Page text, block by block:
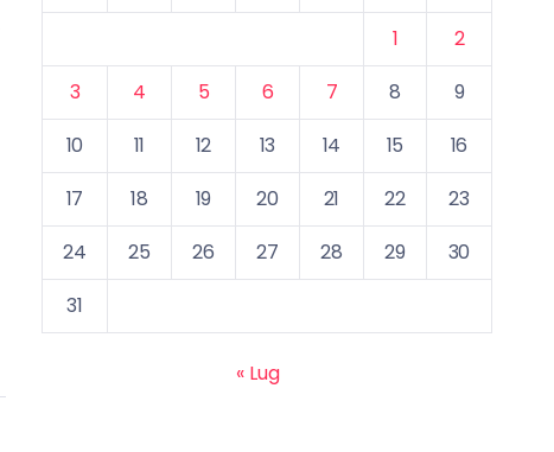
1
2
3
4 5 6 7 8
9
10
11 12 13 14 15
16
17
18 19 20 21 22
23
24
25 26 27 28 29
30
31
« Lug